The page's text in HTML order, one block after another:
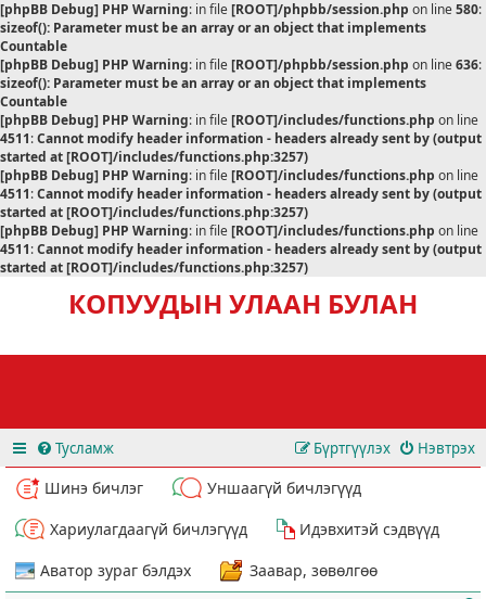
[phpBB Debug] PHP Warning: in file[ROOT]/phpbb/session.php on line580:
sizeof(): Parameter must be an array or an object that implements
Countable
[phpBB Debug] PHP Warning: in file[ROOT]/phpbb/session.php on line636:
sizeof(): Parameter must be an array or an object that implements
Countable
[phpBB Debug] PHP Warning: in file[ROOT]/includes/functions.php on line
4511:Cannot modify header information - headers already sent by (output
started at [ROOT]/includes/functions.php:3257)
[phpBB Debug] PHP Warning: in file[ROOT]/includes/functions.php on line
4511:Cannot modify header information - headers already sent by (output
started at [ROOT]/includes/functions.php:3257)
[phpBB Debug] PHP Warning: in file[ROOT]/includes/functions.php on line
4511:Cannot modify header information - headers already sent by (output
started at [ROOT]/includes/functions.php:3257)
КОПУУДЫН УЛААН БУЛАН
Тусламж Нэвтрэх
Бүртгүүлэх
Шинэ бичлэг
Уншаагүй бичлэгүүд
Хариулагдаагүй бичлэгүүд
Идэвхитэй сэдвүүд
Аватор зураг бэлдэх
Заавар, зөвөлгөө